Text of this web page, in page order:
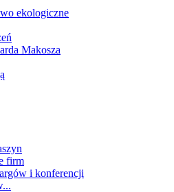
ekologiczne
Makosza
firm
i konferencji